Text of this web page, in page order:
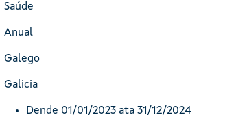
Saúde
Anual
Galego
Galicia
Dende 01/01/2023 ata 31/12/2024